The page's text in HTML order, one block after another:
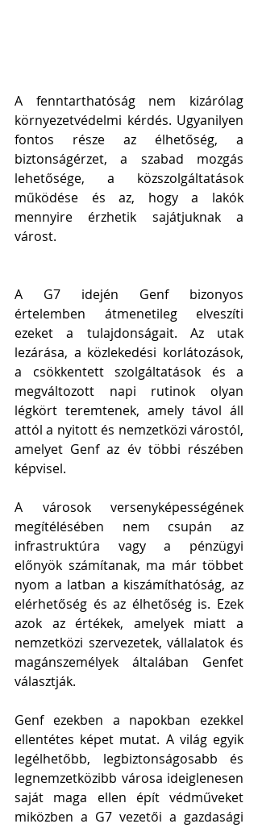
A fenntarthatóság nem kizárólag
környezetvédelmi kérdés. Ugyanilyen
fontos része az élhetőség, a
biztonságérzet, a szabad mozgás
lehetősége, a közszolgáltatások
működése és az, hogy a lakók
mennyire érzhetik sajátjuknak a
várost.
A G7 idején Genf bizonyos
értelemben átmenetileg elveszíti
ezeket a tulajdonságait. Az utak
lezárása, a közlekedési korlátozások,
a csökkentett szolgáltatások és a
megváltozott napi rutinok olyan
légkört teremtenek, amely távol áll
attól a nyitott és nemzetközi várostól,
amelyet Genf az év többi részében
képvisel.
A városok versenyképességének
megítélésében nem csupán az
infrastruktúra vagy a pénzügyi
előnyök számítanak, ma már többet
nyom a latban a kiszámíthatóság, az
elérhetőség és az élhetőség is. Ezek
azok az értékek, amelyek miatt a
nemzetközi szervezetek, vállalatok és
magánszemélyek általában Genfet
választják.
Genf ezekben a napokban ezekkel
ellentétes képet mutat. A világ egyik
legélhetőbb, legbiztonságosabb és
legnemzetközibb városa ideiglenesen
saját maga ellen épít védműveket
miközben a G7 vezetői a gazdasági